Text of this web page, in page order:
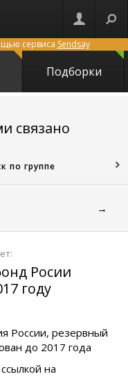
сервиса Sendsay
Подборки
связано
по группе
→
Росии
году
России, резервный
до 2017 года
на